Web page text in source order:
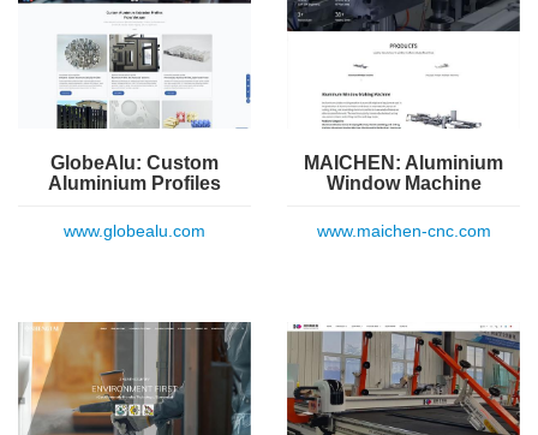
GlobeAlu: Custom
Aluminium Profiles
www.globealu.com
MAICHEN: Aluminium
Window Machine
www.maichen-cnc.com